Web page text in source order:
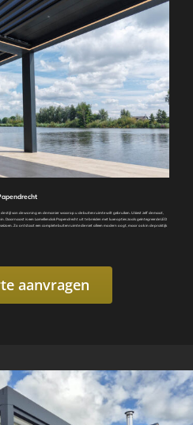
stijl van de woning en de manier waarop u de buitenruimte wilt gebruiken. U kiest zelf de maat,
Daarnaast is een Lamellendak Papendrecht uit te breiden met luxe opties zoals geïntegreerde LED
Zo ontstaat een complete buitenruimte die niet alleen modern oogt, maar ook in de praktijk
aanvragen